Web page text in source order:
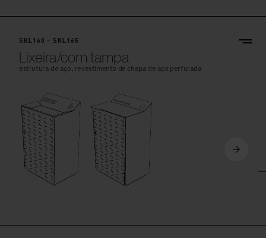
SKL160 - SKL165
Lixeira/com tampa
estrutura de aço, revestimento de chapa de aço perfurada